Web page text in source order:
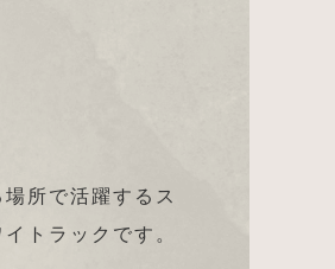
所で活躍するス
トラックです。